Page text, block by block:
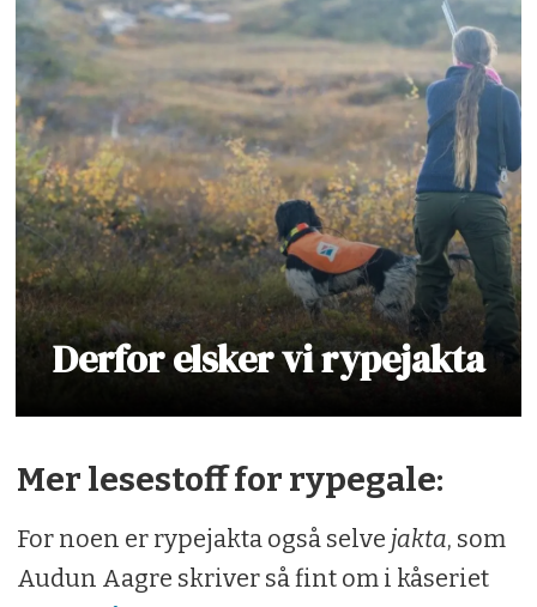
Derfor elsker vi rypejakta
Mer lesestoff for rypegale:
For noen er rypejakta også selve jakta, som
Audun Aagre skriver så fint om i kåseriet